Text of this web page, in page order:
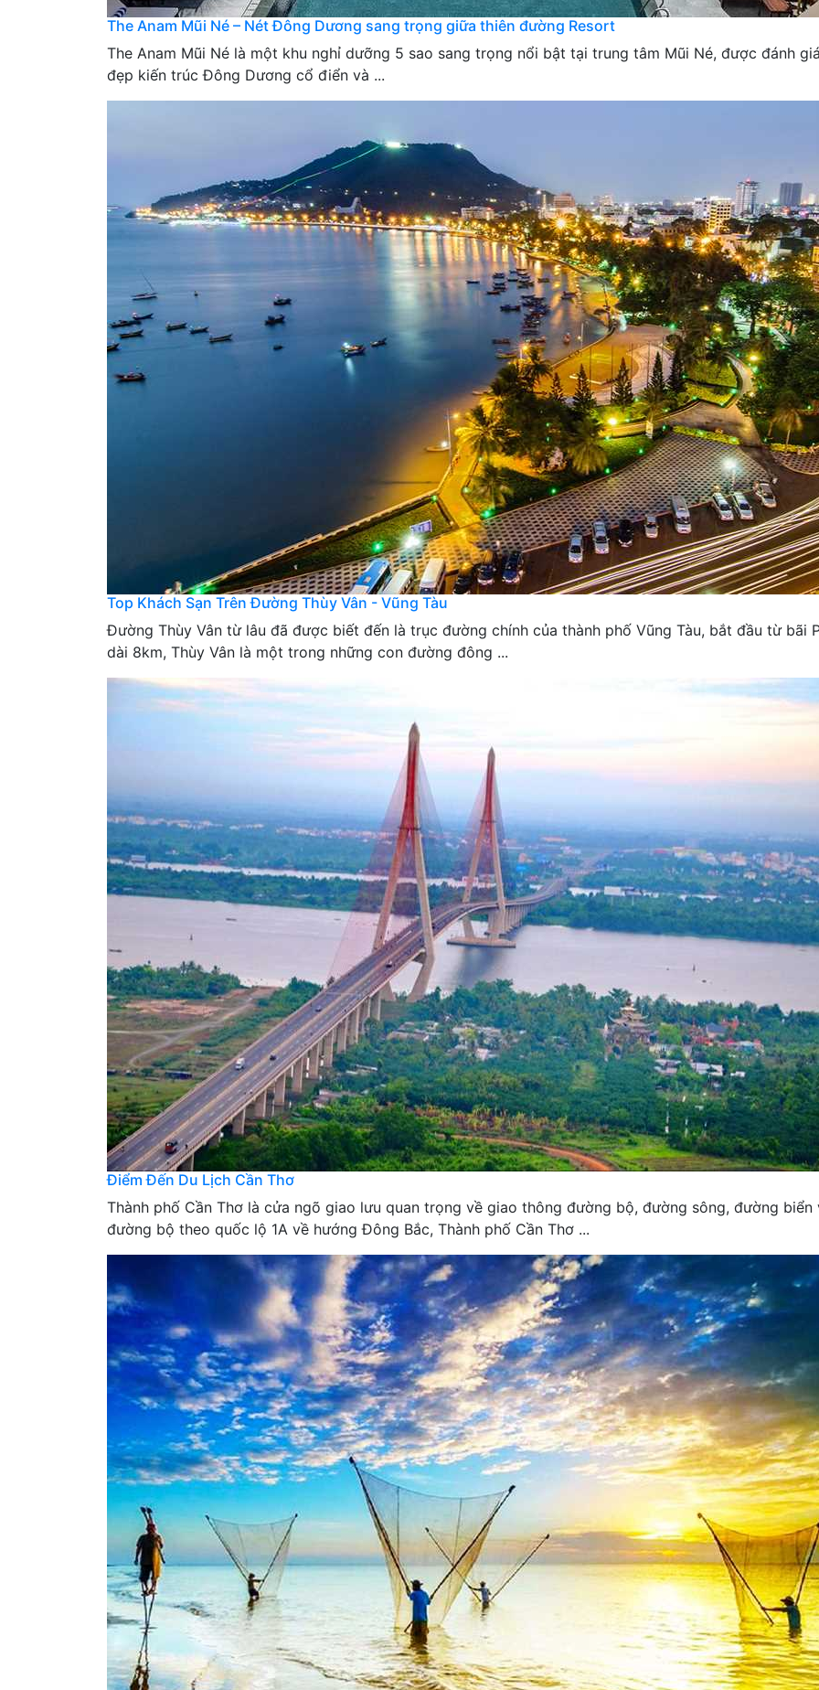
The Anam Mũi Né – Nét Đông Dương sang trọng giữa thiên đường Resort
The Anam Mũi Né là một khu nghỉ dưỡng 5 sao sang trọng nổi bật tại trung tâm Mũi Né, được đánh
đẹp kiến trúc Đông Dương cổ điển và ...
Top Khách Sạn Trên Đường Thùy Vân - Vũng Tàu
Đường Thùy Vân từ lâu đã được biết đến là trục đường chính của thành phố Vũng Tàu, bắt đầu từ bãi
dài 8km, Thùy Vân là một trong những con đường đông ...
Điểm Đến Du Lịch Cần Thơ
Thành phố Cần Thơ là cửa ngõ giao lưu quan trọng về giao thông đường bộ, đường sông, đường
đường bộ theo quốc lộ 1A về hướng Đông Bắc, Thành phố Cần Thơ ...